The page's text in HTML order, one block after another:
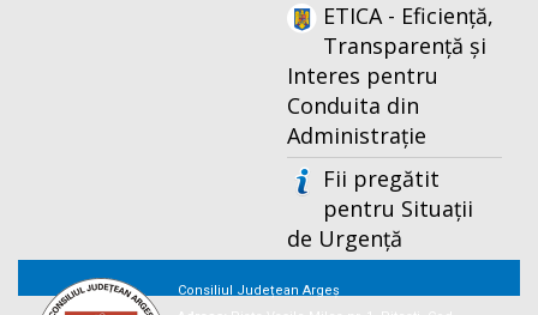
ETICA - Eficiență,
Transparență și
Interes pentru
Conduita din
Administrație
Fii pregătit
pentru Situații
de Urgență
Consiliul Județean Argeș